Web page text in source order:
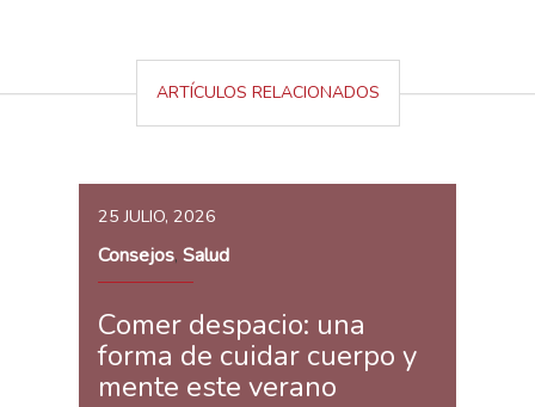
ARTÍCULOS RELACIONADOS
25 JULIO, 2026
Consejos, Salud
Comer despacio: una
forma de cuidar cuerpo y
mente este verano